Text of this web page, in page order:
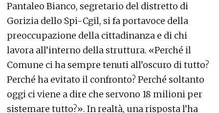
Pantaleo Bianco, segretario del distretto di
Gorizia dello Spi-Cgil, si fa portavoce della
preoccupazione della cittadinanza e di chi
lavora all’interno della struttura. «Perché il
Comune ci ha sempre tenuti all’oscuro di tutto?
Perché ha evitato il confronto? Perché soltanto
oggi ci viene a dire che servono 18 milioni per
sistemare tutto?». In realtà, una risposta l’ha